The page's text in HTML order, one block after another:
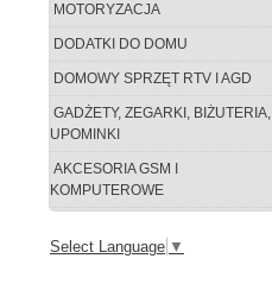
MOTORYZACJA
DODATKI DO DOMU
DOMOWY SPRZĘT RTV I AGD
GADŻETY, ZEGARKI, BIŻUTERIA,
UPOMINKI
AKCESORIA GSM I
KOMPUTEROWE
Select Language ▼